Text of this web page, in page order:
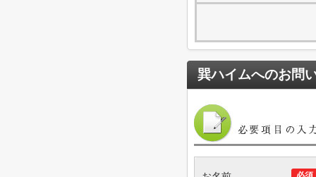
巽ハイムへのお問